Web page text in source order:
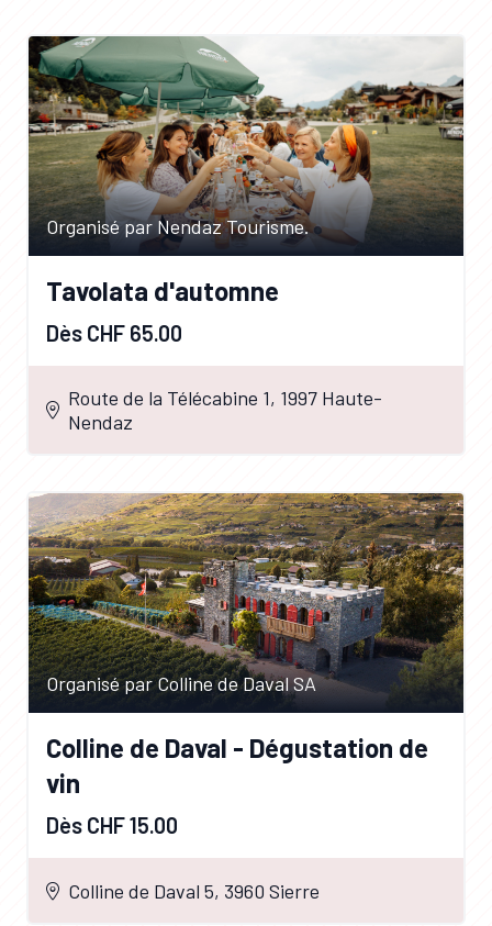
Organisé par Nendaz Tourisme.
Tavolata d'automne
Dès CHF 65.00
Route de la Télécabine 1, 1997 Haute-
Nendaz
Organisé par Colline de Daval SA
Colline de Daval - Dégustation de
vin
Dès CHF 15.00
Colline de Daval 5, 3960 Sierre